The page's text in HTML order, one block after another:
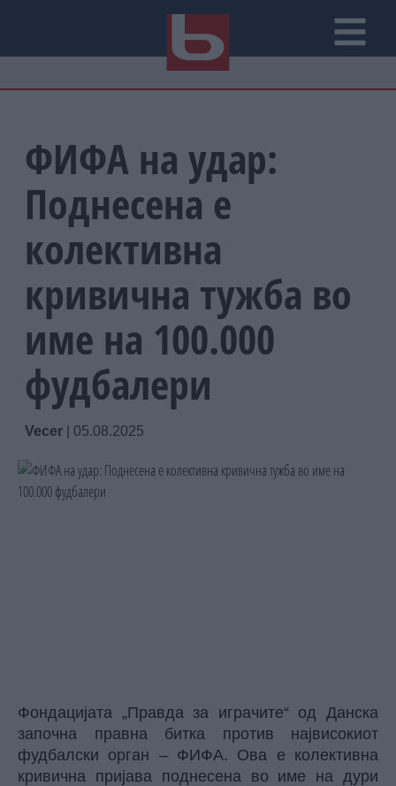
ФИФА на удар:
Поднесена е
колективна
кривична тужба во
име на 100.000
фудбалери
Vecer 05.08.2025
Фондацијата „Правда за играчите“ од Данска
започна правна битка против највисокиот
фудбалски орган – ФИФА. Ова е колективна
кривична пријава поднесена во име на дури